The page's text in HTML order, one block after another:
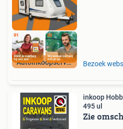
Autoinkoopservice Bezoek
inkoop Hobby 460
495 ul
Zie